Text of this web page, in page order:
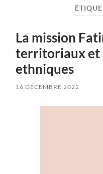
La mission
territoriaux et
ethniques
16 DÉCEMBRE 2022